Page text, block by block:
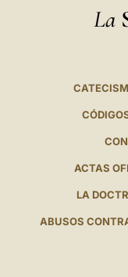
La
ACTAS
LA
ABUSOS